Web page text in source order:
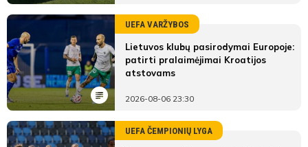
UEFA VARŽYBOS
Lietuvos klubų pasirodymai Europoje:
patirti pralaimėjimai Kroatijos
atstovams
2026-08-06 23:30
UEFA ČEMPIONIŲ LYGA